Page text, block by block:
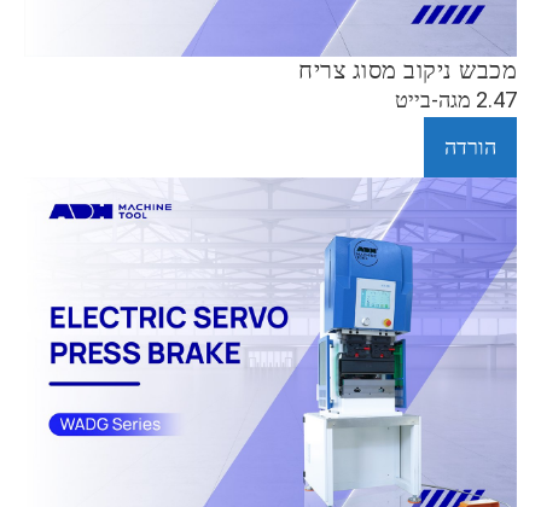
מכבש ניקוב מסוג צריח
2.47 מגה-בייט
הורדה